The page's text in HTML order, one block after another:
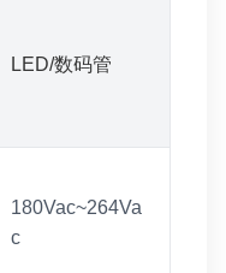
LED/数码管
180Vac~264Va
c